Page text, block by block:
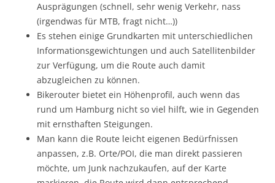
Ausprägungen (schnell, sehr wenig Verkehr, nass
(irgendwas für MTB, fragt nicht…))
Es stehen einige Grundkarten mit unterschiedlichen
Informationsgewichtungen und auch Satellitenbilder
zur Verfügung, um die Route auch damit
abzugleichen zu können.
Bikerouter bietet ein Höhenprofil, auch wenn das
rund um Hamburg nicht so viel hilft, wie in Gegenden
mit ernsthaften Steigungen.
Man kann die Route leicht eigenen Bedürfnissen
anpassen, z.B. Orte/POI, die man direkt passieren
möchte, um Junk nachzukaufen, auf der Karte